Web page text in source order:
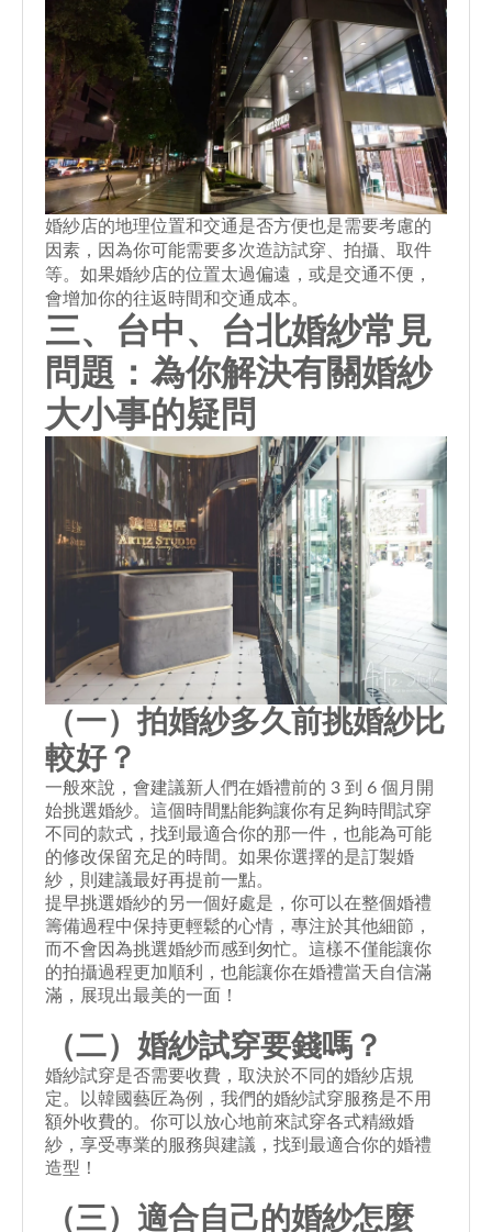
婚紗店的地理位置和交通是否方便也是需要考慮的
因素，因為你可能需要多次造訪試穿、拍攝、取件
等。如果婚紗店的位置太過偏遠，或是交通不便，
會增加你的往返時間和交通成本。
三、台中、 台北婚紗常見
問題 ：為你解決有關婚紗
大小事的疑問
（一）拍婚紗多久前挑婚紗比
較好？
一般來說，會建議新人們在婚禮前的 3 到 6 個月開
始挑選婚紗。這個時間點能夠讓你有足夠時間試穿
不同的款式，找到最適合你的那一件，也能為可能
的修改保留充足的時間。如果你選擇的是訂製婚
紗，則建議最好再提前一點。
提早挑選婚紗的另一個好處是，你可以在整個婚禮
籌備過程中保持更輕鬆的心情，專注於其他細節，
而不會因為挑選婚紗而感到匆忙。這樣不僅能讓你
的拍攝過程更加順利，也能讓你在婚禮當天自信滿
滿，展現出最美的一面！
（二） 婚紗試穿要錢嗎 ？
婚紗試穿是否需要收費，取決於不同的婚紗店規
定。以韓國藝匠為例，我們的婚紗試穿服務是不用
額外收費的。你可以放心地前來試穿各式精緻婚
紗，享受專業的服務與建議，找到最適合你的婚禮
造型！
（三）適合自己的婚紗怎麼